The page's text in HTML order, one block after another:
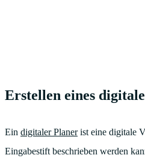
Erstellen eines
Ein digitaler Planerist eine digitale
Eingabestift beschrieben werden